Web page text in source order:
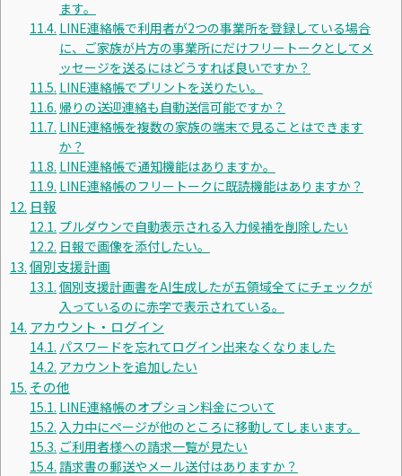
ます。
LINE連絡帳で利用者が2つの事業所を登録している場合
に、ご家族が片方の事業所にだけフリートークとしてメ
ッセージを送るにはどうすれば良いですか？
LINE連絡帳でプリントを送りたい。
帰りの送迎連絡も自動送信可能ですか？
LINE連絡帳を複数の家族の端末で見ることはできます
か？
LINE連絡帳で通知機能はありますか。
LINE連絡帳のフリートークに既読機能はありますか？
日報
プルダウンで自動表示される入力候補を削除したい
日報で画像を添付したい。
個別支援計画
個別支援計画書をAI生成したが五領域全てにチェックが
入っているのに赤字で表示されている。
アカウント・ログイン
パスワードを忘れてログイン出来なくなりました
アカウントを追加したい
その他
LINE連絡帳のオプション料金について
入力中にページが他のところに移動してしまいます。
ご利用者様への請求一覧が見たい
請求書の郵送やメール送付はありますか？